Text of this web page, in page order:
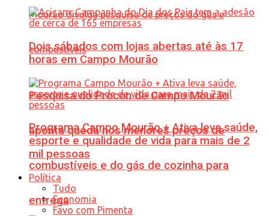
Pesquisa do Procon de Campo Mourão
aponta queda nos menores preços de
combustíveis e do gás de cozinha para
entrega
Dois sábados com lojas abertas até às 17
horas em Campo Mourão
Programa Campo Mourão + Ativa leva saúde,
esporte e qualidade de vida para mais de 2
mil pessoas
Política
Tudo
Economia
Favo com Pimenta